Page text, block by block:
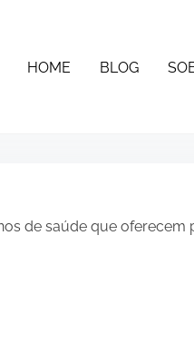
HOME BLOG
de saúde que oferecem